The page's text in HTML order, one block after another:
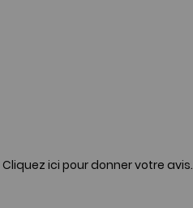
Cliquez ici pour donner votre avis.